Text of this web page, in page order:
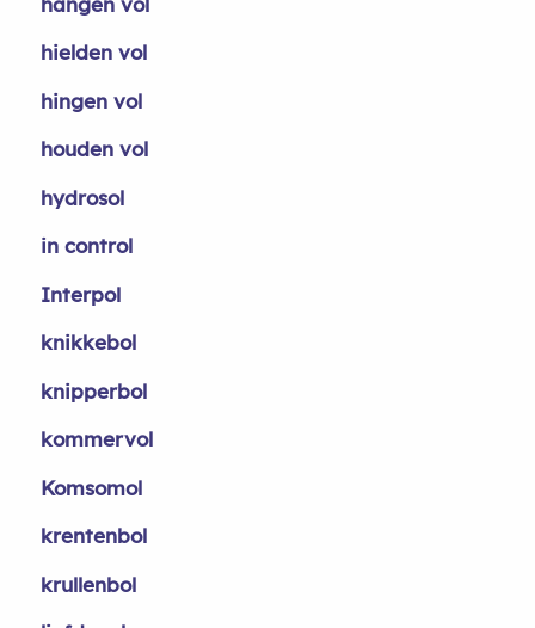
hielden vol
hingen vol
houden vol
hydrosol
in control
Interpol
knikkebol
knipperbol
kommervol
Komsomol
krentenbol
krullenbol